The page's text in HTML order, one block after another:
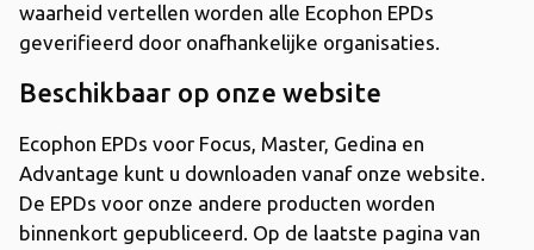
waarheid vertellen worden alle Ecophon EPDs
geverifieerd door onafhankelijke organisaties.
Beschikbaar op onze website
Ecophon EPDs voor Focus, Master, Gedina en
Advantage kunt u downloaden vanaf onze website.
De EPDs voor onze andere producten worden
binnenkort gepubliceerd. Op de laatste pagina van